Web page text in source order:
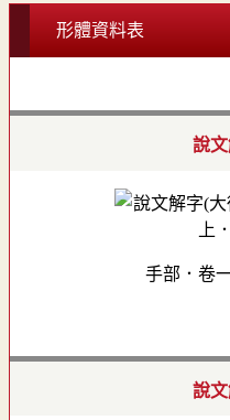
形體資料表
說
手部．卷
說